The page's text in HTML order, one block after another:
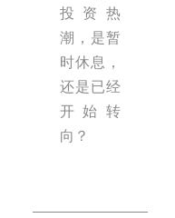
投资热
潮，是暂
时休息，
还是已经
开始转
向？